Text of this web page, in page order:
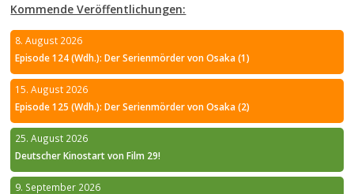
Kommende Veröffentlichungen:
8. August 2026
Episode 124 (Wdh.): Der Serienmörder von Osaka (1)
15. August 2026
Episode 125 (Wdh.): Der Serienmörder von Osaka (2)
25. August 2026
Deutscher Kinostart von Film 29!
9. September 2026